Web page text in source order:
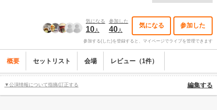
気になる
10人
参加した
40人
気になる 参加した
参加する(した)を登録すると、マイページでライブを管理できます
概要 セットリスト 会場 レビュー（1件）
▼公演情報について指摘/訂正する 編集する